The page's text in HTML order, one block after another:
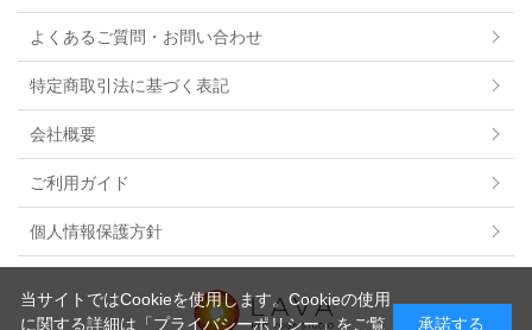
よくあるご質問・お問い合わせ
特定商取引法に基づく表記
会社概要
ご利用ガイド
個人情報保護方針
当サイトではCookieを使用します。Cookieの使用
に関する詳細は 「プライバシーポリシー」をご覧 承諾する